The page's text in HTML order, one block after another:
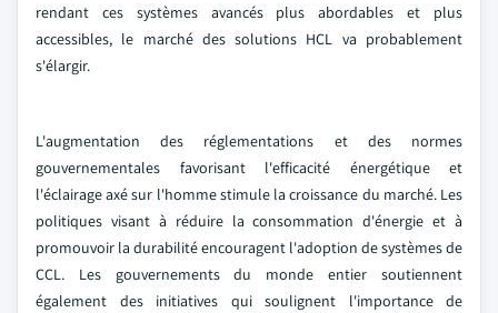
rendant ces systèmes avancés plus abordables et plus
accessibles, le marché des solutions HCL va probablement
s'élargir.
L'augmentation des réglementations et des normes
gouvernementales favorisant l'efficacité énergétique et
l'éclairage axé sur l'homme stimule la croissance du marché. Les
politiques visant à réduire la consommation d'énergie et à
promouvoir la durabilité encouragent l'adoption de systèmes de
CCL. Les gouvernements du monde entier soutiennent
également des initiatives qui soulignent l'importance de